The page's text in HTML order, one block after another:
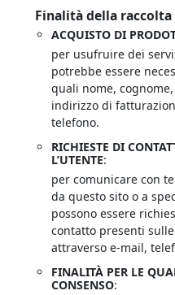
Finalità della raccolta
ACQUISTO DI
per usufruire dei
potrebbe essere
quali nome,
indirizzo di
telefono.
RICHIESTE DI
L’UTENTE:
per comunicare con
da questo sito o a
possono essere
contatto presenti
attraverso e-mail,
FINALITÀ PER LE
CONSENSO: